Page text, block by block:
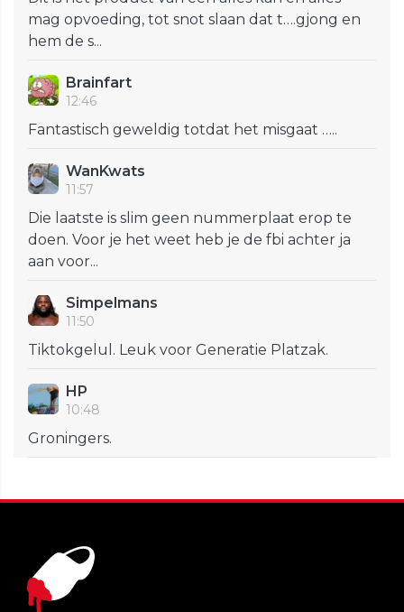
mag opvoeding, tot snot slaan dat t….gjong en
hem de s...
Brainfart
12:46
Fantastisch geweldig totdat het misgaat …..
WanKwats
11:57
Die laatste is slim geen nummerplaat erop te
doen. Voor je het weet heb je de fbi achter ja
aan voor...
Simpelmans
11:50
Tiktokgelul. Leuk voor Generatie Platzak.
HP
10:48
Groningers.